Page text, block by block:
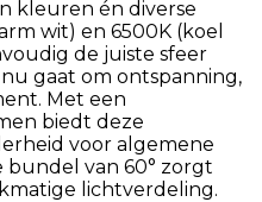
kleuren én diverse
wit) en 6500K (koel
de juiste sfeer
gaat om ontspanning,
Met een
biedt deze
voor algemene
bundel van 60° zorgt
lichtverdeling.